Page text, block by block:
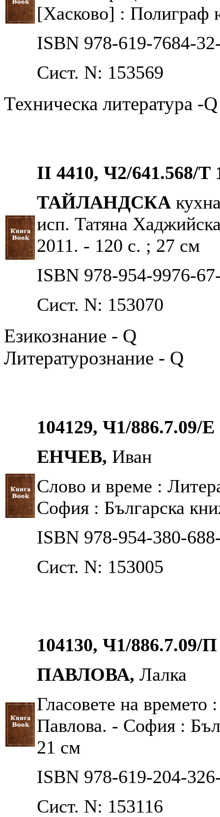
[Хасково] : Полиграф
ISBN 978-619-7684-
Сист. N: 153569
Техническа литература -Q
II 4410, Ч2/641.568/Т
ТАЙЛАНДСКА
исп. Татяна
2011. - 120 с. ; 27 см
ISBN 978-954-9976-
Сист. N: 153070
Езикознание - Q
Литературознание - Q
104129, Ч1/886.7.09/Е
ЕНЧЕВ, Иван
Слово и време :
София : Българска
ISBN 978-954-380-
Сист. N: 153005
104130, Ч1/886.7.09/
ПАВЛОВА, Лалка
Гласовете на времето
Павлова. - София :
21 см
ISBN 978-619-204-
Сист. N: 153116